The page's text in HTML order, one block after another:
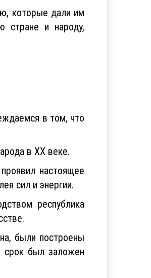
которые дали им
стране и народу,
в том, что
в ХХ веке.
настоящее
сил и энергии.
республика
были построены
срок был заложен